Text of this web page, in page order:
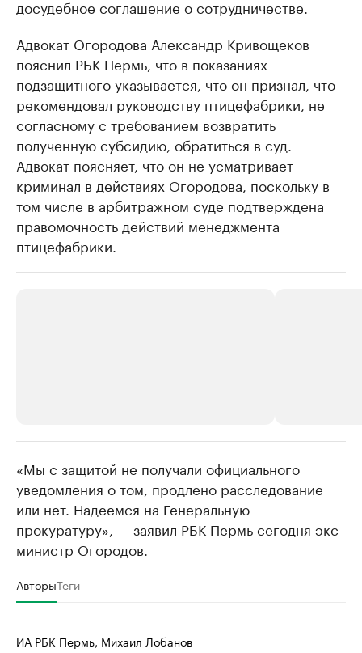
досудебное соглашение о сотрудничестве.
Адвокат Огородова Александр Кривощеков
пояснил РБК Пермь, что в показаниях
подзащитного указывается, что он признал, что
рекомендовал руководству птицефабрики, не
согласному с требованием возвратить
полученную субсидию, обратиться в суд.
Адвокат поясняет, что он не усматривает
криминал в действиях Огородова, поскольку в
том числе в арбитражном суде подтверждена
правомочность действий менеджмента
птицефабрики.
Крупнейшие производители и
продавцы медийной продукции
Ознакомьтесь с информацией в каталоге
Страховые
Посмотрите в
«Мы с защитой не получали официального
уведомления о том, продлено расследование
или нет. Надеемся на Генеральную
прокуратуру», — заявил РБК Пермь сегодня экс-
министр Огородов.
АвторыТеги
ИА РБК Пермь, Михаил Лобанов